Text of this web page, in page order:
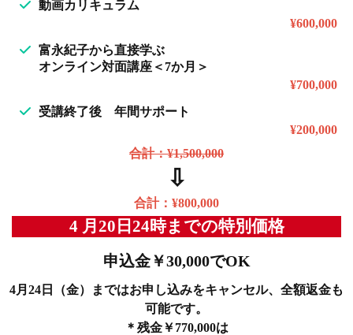
動画カリキュラム
¥600,000
富永紀子から直接学ぶ
オンライン対面講座＜7か月＞
¥700,000
受講終了後 年間サポート
¥200,000
合計：¥1,500,000
⇩
合計：¥800,000
4 月20日24時までの特別価格
申込金￥30,000でOK
4月24日（金）まではお申し込みをキャンセル、全額返金も
可能です。
＊残金￥770,000は